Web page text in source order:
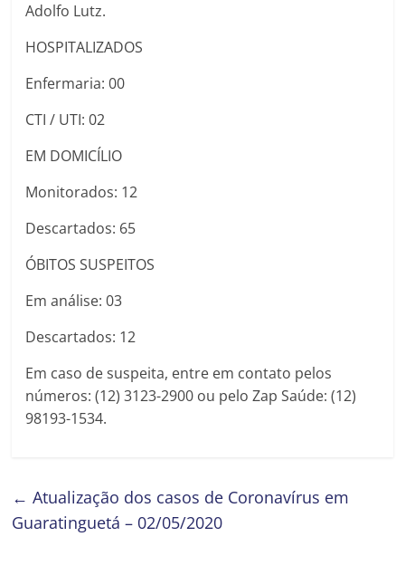
Adolfo Lutz.
HOSPITALIZADOS
Enfermaria: 00
CTI / UTI: 02
EM DOMICÍLIO
Monitorados: 12
Descartados: 65
ÓBITOS SUSPEITOS
Em análise: 03
Descartados: 12
Em caso de suspeita, entre em contato pelos
números: (12) 3123-2900 ou pelo Zap Saúde: (12)
98193-1534.
← Atualização dos casos de Coronavírus em
Guaratinguetá – 02/05/2020